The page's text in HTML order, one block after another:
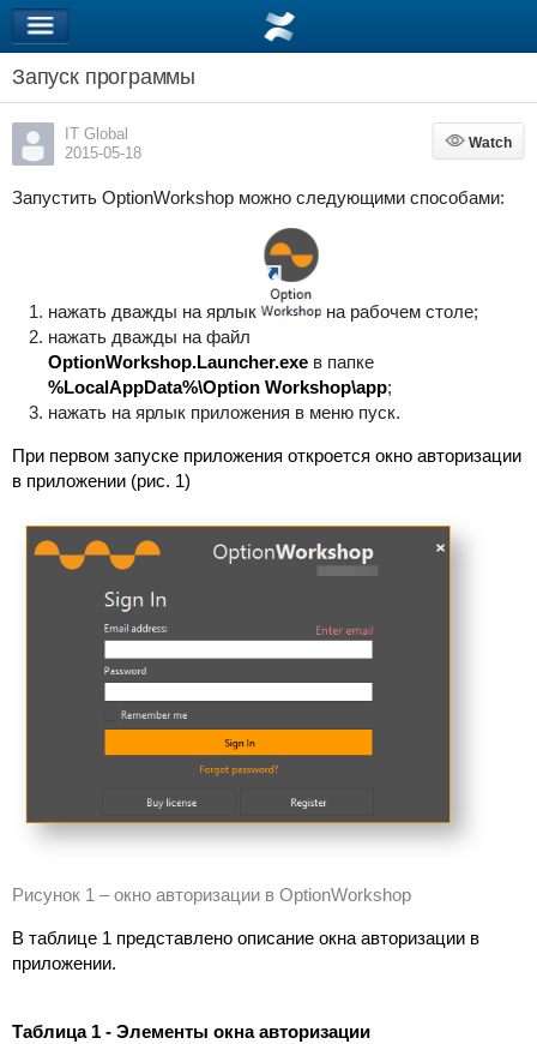
Запуск программы
IT Global
2015-05-18
Watch
Watch
Запустить OptionWorkshop можно следующими способами:
нажать дважды на ярлык
на рабочем столе;
нажать дважды на файл
OptionWorkshop.Launcher.exeв папке
%LocalAppData%\Option Workshop\app;
нажать на ярлык приложения в меню пуск.
При первом запуске приложения откроется окно авторизации
в приложении (рис. 1)
Рисунок 1 –окно авторизации в OptionWorkshop
В таблице 1 представлено описание окна авторизации в
приложении.
Таблица 1 - Элементы окна авторизации